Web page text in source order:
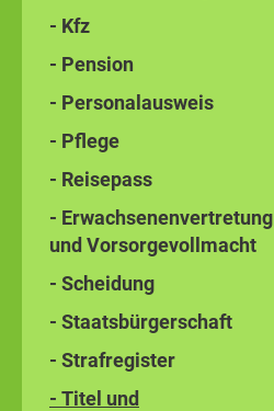
- Kfz
- Pension
- Personalausweis
- Pflege
- Reisepass
- Erwachsenenvertretung
und Vorsorgevollmacht
- Scheidung
- Staatsbürgerschaft
- Strafregister
- Titel und